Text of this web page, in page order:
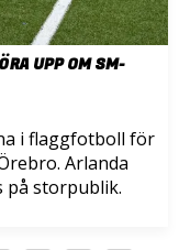
UPP OM SM-
i flaggfotboll för
Arlanda
på storpublik.